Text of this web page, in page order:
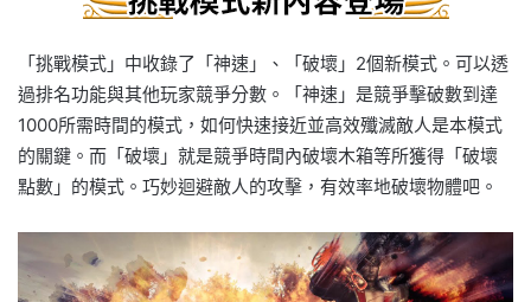
「挑戰模式」中收錄了「神速」、「破壞」2個新模式。可以透
過排名功能與其他玩家競爭分數。「神速」是競爭擊破數到達
1000所需時間的模式，如何快速接近並高效殲滅敵人是本模式
的關鍵。而「破壞」就是競爭時間內破壞木箱等所獲得「破壞
點數」的模式。巧妙迴避敵人的攻擊，有效率地破壞物體吧。